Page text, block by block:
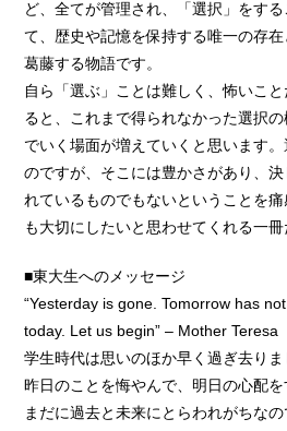
ど、全てが管理され、「選択」をす
て、歴史や記憶を保持する唯一の存
葛藤する物語です。
自ら「選ぶ」ことは難しく、怖いこ
ると、これまで得られなかった選択
でいく場面が増えていくと思います。
のですが、そこには豊かさがあり、
れているものでもないということを
も大切にしたいと思わせてくれる一冊
■東大生へのメッセージ
“Yesterday is gone. Tomorrow has
today. Let us begin” – Mother Teresa
学生時代は思いのほか早く過ぎ去りま
昨日のことを悔やんで、明日の心配
まだに過去と未来にとらわれがちな